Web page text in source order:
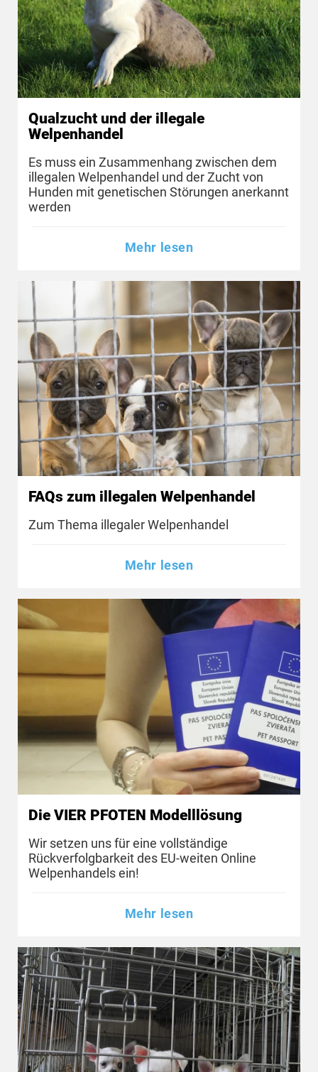
Qualzucht und der illegale
Welpenhandel
Es muss ein Zusammenhang zwischen dem
illegalen Welpenhandel und der Zucht von
Hunden mit genetischen Störungen anerkannt
werden
Mehr lesen
FAQs zum illegalen Welpenhandel
Zum Thema illegaler Welpenhandel
Mehr lesen
Die VIER PFOTEN Modelllösung
Wir setzen uns für eine vollständige
Rückverfolgbarkeit des EU-weiten Online
Welpenhandels ein!
Mehr lesen